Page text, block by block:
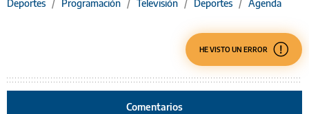
Deportes / Programación / Televisión / Deportes / Agenda
HE VISTO UN ERROR
Comentarios